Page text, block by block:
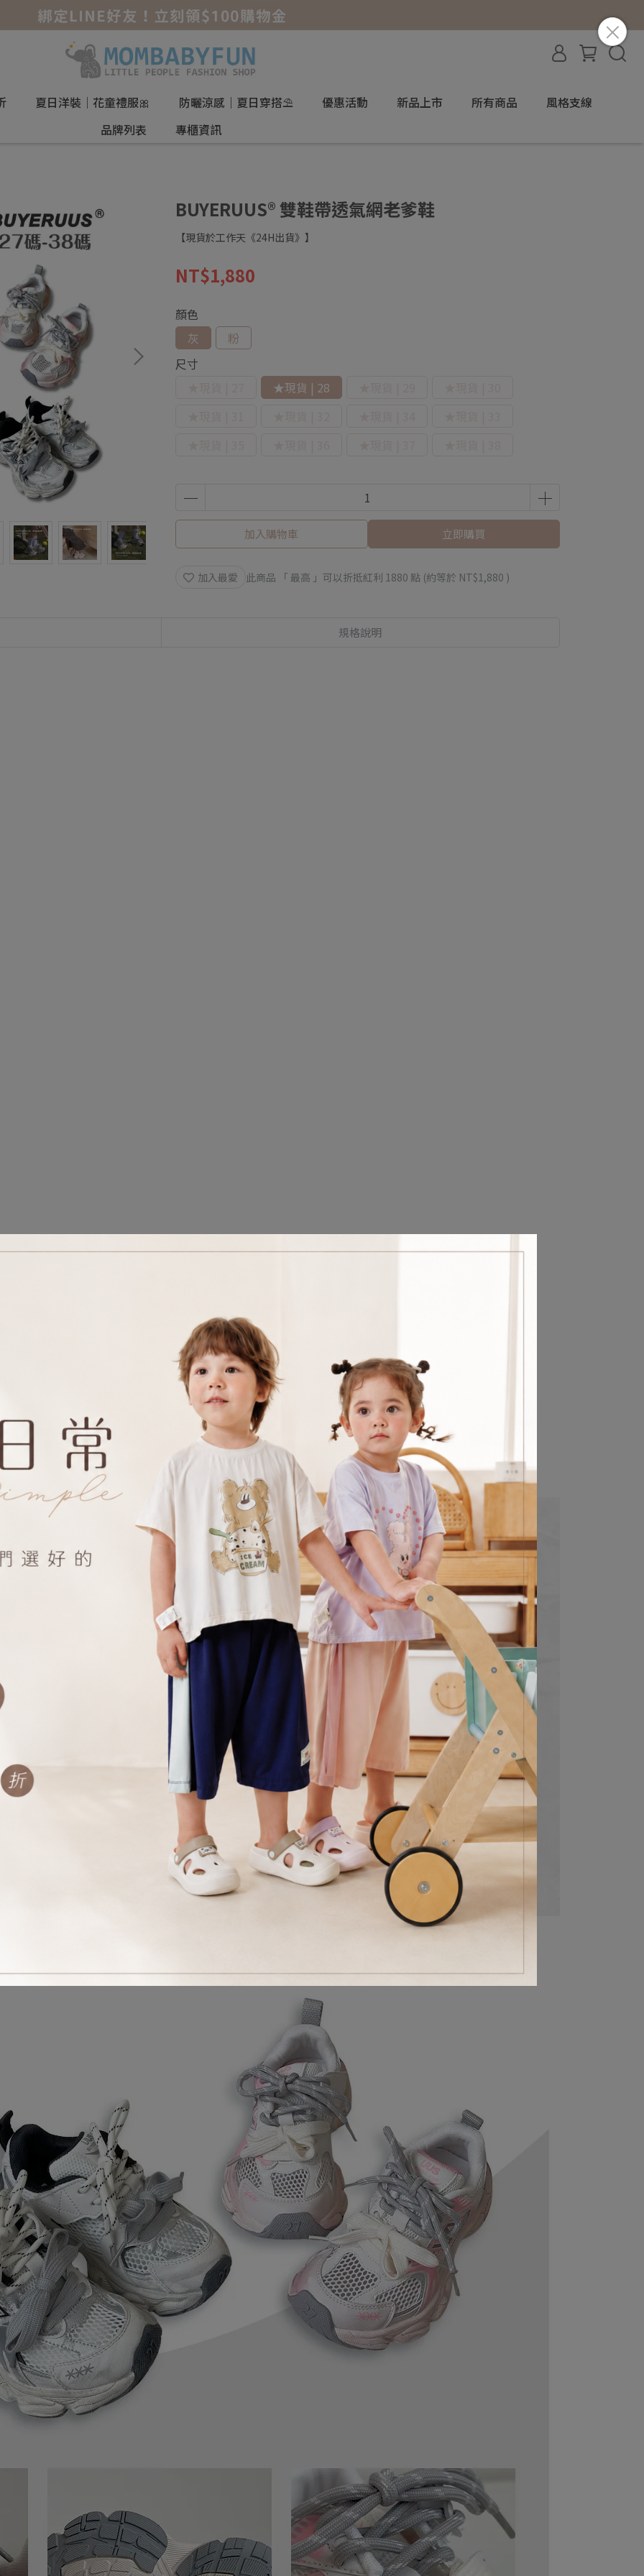
夏日洋裝｜花童禮服🎀 防曬涼感｜夏日穿搭⛱️ 優惠活動 新品上市 所有商品
風格支線
品牌列表
專櫃資訊
BUYERUUS® 雙鞋帶透氣網老爹鞋
【現貨於工作天《24H出貨》】
NT$1,880
顏色
灰
粉
尺寸
★現貨 | 28
加入購物車 立即購買
加入最愛 此商品 「 最高 」可以折抵紅利 1880 點 (約等於 NT$1,880 )
規格說明